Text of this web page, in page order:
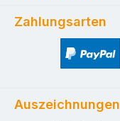
Zahlungsarten
Auszeichnungen